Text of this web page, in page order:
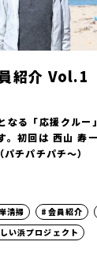
紹介 Vol.1
なる「応援クルー
。初回は 西山 寿
チパチパチ～）
清掃 #会員紹介
い浜プロジェクト